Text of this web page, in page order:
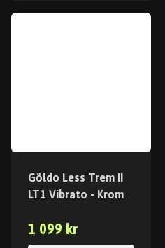
Göldo Less Trem II
LT1 Vibrato - Krom
1 099 kr